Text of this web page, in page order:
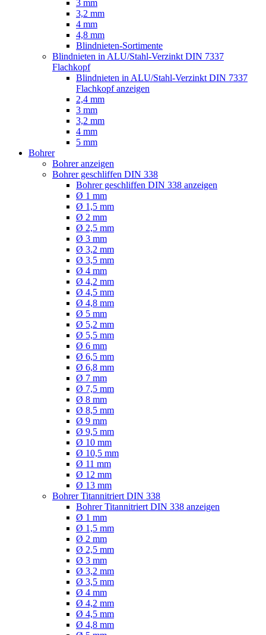
3 mm
3,2 mm
4 mm
4,8 mm
Blindnieten-Sortimente
Blindnieten in ALU/Stahl-Verzinkt DIN 7337
Flachkopf
Blindnieten in ALU/Stahl-Verzinkt DIN 7337
Flachkopf anzeigen
2,4 mm
3 mm
3,2 mm
4 mm
5 mm
Bohrer
Bohrer anzeigen
Bohrer geschliffen DIN 338
Bohrer geschliffen DIN 338 anzeigen
Ø 1 mm
Ø 1,5 mm
Ø 2 mm
Ø 2,5 mm
Ø 3 mm
Ø 3,2 mm
Ø 3,5 mm
Ø 4 mm
Ø 4,2 mm
Ø 4,5 mm
Ø 4,8 mm
Ø 5 mm
Ø 5,2 mm
Ø 5,5 mm
Ø 6 mm
Ø 6,5 mm
Ø 6,8 mm
Ø 7 mm
Ø 7,5 mm
Ø 8 mm
Ø 8,5 mm
Ø 9 mm
Ø 9,5 mm
Ø 10 mm
Ø 10,5 mm
Ø 11 mm
Ø 12 mm
Ø 13 mm
Bohrer Titannitriert DIN 338
Bohrer Titannitriert DIN 338 anzeigen
Ø 1 mm
Ø 1,5 mm
Ø 2 mm
Ø 2,5 mm
Ø 3 mm
Ø 3,2 mm
Ø 3,5 mm
Ø 4 mm
Ø 4,2 mm
Ø 4,5 mm
Ø 4,8 mm